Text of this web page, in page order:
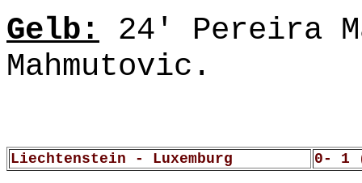
Gelb: 24' Pereira
Mahmutovic.
Liechtenstein - Luxemburg 0- 1